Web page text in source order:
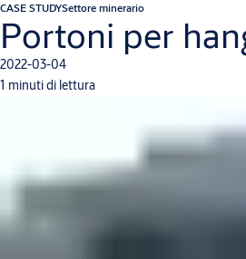
CASE STUDYSettore minerario
Portoni per
2022-03-04
1 minuti di lettura